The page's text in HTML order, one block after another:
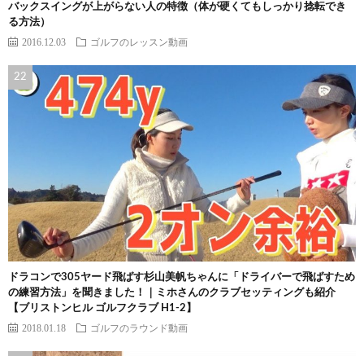
バックスイングが上がらない人の特徴（体が硬くてもしっかり捻転でき
る方法）
2016.12.03 ゴルフのレッスン動画
ドラコンで305ヤード飛ばす杉山美帆ちゃんに「ドライバーで飛ばすため
の練習方法」を聞きました！｜ミホさんのクラブセッティングも紹介
【ブリストンヒル ゴルフクラブ H1-2】
2018.01.18 ゴルフのラウンド動画